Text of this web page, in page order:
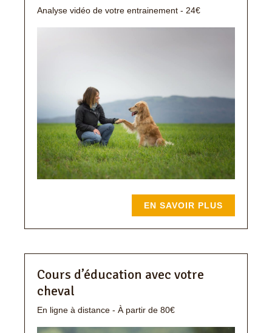
Analyse vidéo de votre entrainement - 24€
EN SAVOIR PLUS
Cours d’éducation avec votre
cheval
En ligne à distance - À partir de 80€